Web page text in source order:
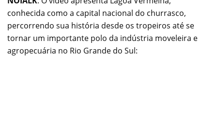
conhecida como a capital nacional do churrasco,
percorrendo sua história desde os tropeiros até se
tornar um importante polo da indústria moveleira e
agropecuária no Rio Grande do Sul: